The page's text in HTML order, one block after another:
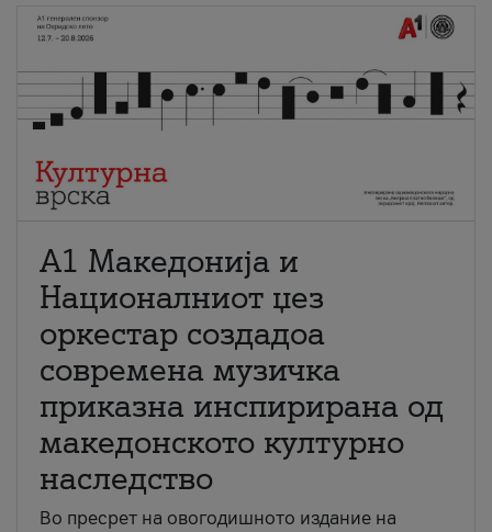
А1 Македонија и
Националниот џез
оркестар создадоа
современа музичка
приказна инспирирана од
македонското културно
наследство
Во пресрет на овогодишното издание на